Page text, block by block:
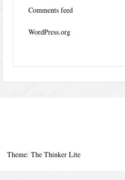
Comments feed
WordPress.org
Theme: The Thinker Lite